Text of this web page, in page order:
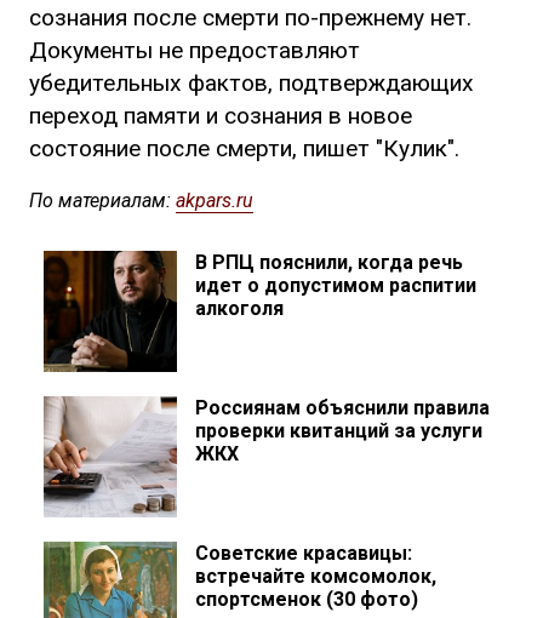
сознания после смерти по-прежнему нет.
Документы не предоставляют
убедительных фактов, подтверждающих
переход памяти и сознания в новое
состояние после смерти, пишет "Кулик".
По материалам: akpars.ru
В РПЦ пояснили, когда речь
идет о допустимом распитии
алкоголя
Россиянам объяснили правила
проверки квитанций за услуги
ЖКХ
Советские красавицы:
встречайте комсомолок,
спортсменок (30 фото)